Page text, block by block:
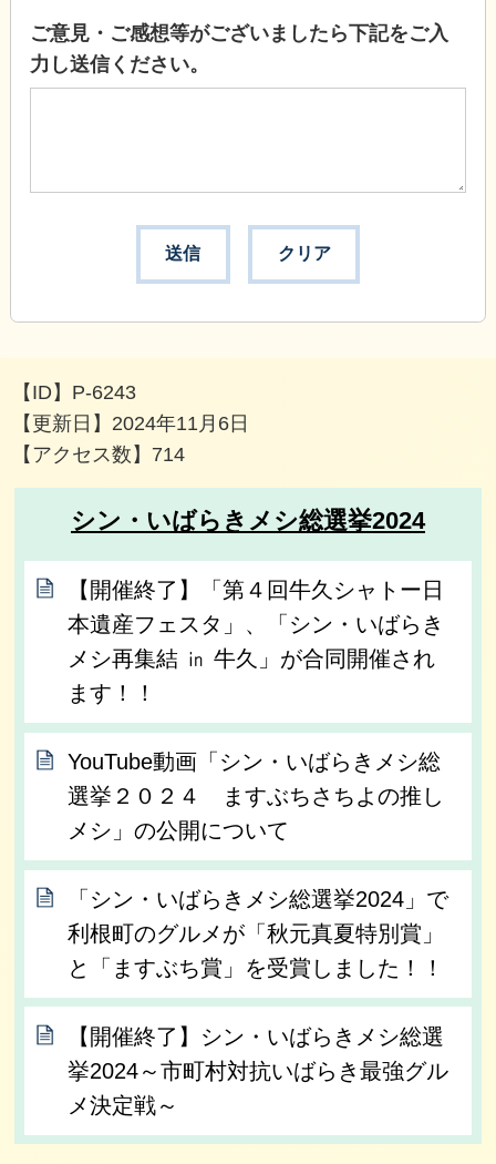
ご意見・ご感想等がございましたら下記をご入
力し送信ください。
【ID】 P-6243
【更新日】 2024年11月6日
【アクセス数】 714
シン・いばらきメシ総選挙2024
【開催終了】「第４回牛久シャトー日
本遺産フェスタ」、「シン・いばらき
メシ再集結 ㏌ 牛久」が合同開催され
ます！！
YouTube動画「シン・いばらきメシ総
選挙２０２４ ますぶちさちよの推し
メシ」の公開について
「シン・いばらきメシ総選挙2024」で
利根町のグルメが「秋元真夏特別賞」
と「ますぶち賞」を受賞しました！！
【開催終了】シン・いばらきメシ総選
挙2024～市町村対抗いばらき最強グル
メ決定戦～